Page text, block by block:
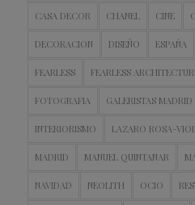
CASA DECOR CHANEL CINE
DECORACION DISEÑO ESPAÑA
FEARLESS FEARLESS
FOTOGRAFIA GALERISTAS MADRID
INTERIORISMO LAZARO ROSA-
MADRID MANUEL QUINTANAR
NAVIDAD NEOLITH OCIO